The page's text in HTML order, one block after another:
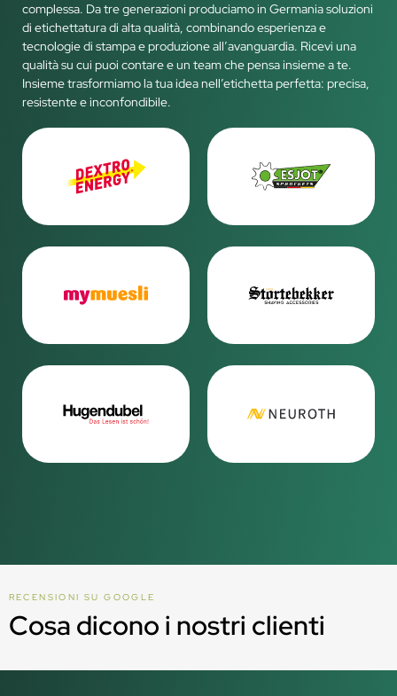
complessa. Da tre generazioni produciamo in Germania soluzioni
di etichettatura di alta qualità, combinando esperienza e
tecnologie di stampa e produzione all’avanguardia. Ricevi una
qualità su cui puoi contare e un team che pensa insieme a te.
Insieme trasformiamo la tua idea nell’etichetta perfetta: precisa,
resistente e inconfondibile.
RECENSIONI SU GOOGLE
Cosa dicono i nostri clienti